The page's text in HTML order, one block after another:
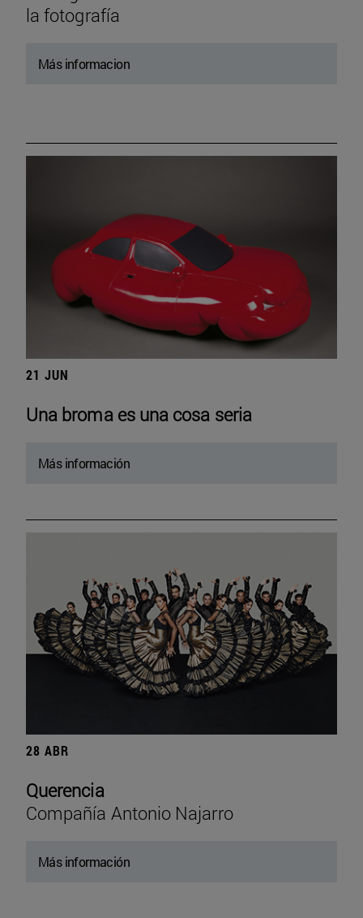
la fotografía
Más informacion
21 JUN
Una broma es una cosa seria
Más información
28 ABR
Querencia
Compañía Antonio Najarro
Más información